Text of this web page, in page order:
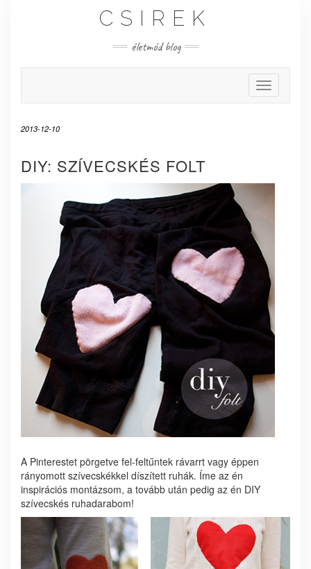
CSIREK
életmód blog
Toggle
2013-12-10
DIY: SZÍVECSKÉS FOLT
A Pinterestet pörgetve fel-feltűntek rávarrt vagy éppen
rányomott szívecskékkel díszített ruhák. Íme az én
inspirációs montázsom, a tovább után pedig az én DIY
szívecskés ruhadarabom!